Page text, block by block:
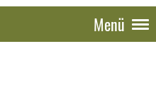
Menü